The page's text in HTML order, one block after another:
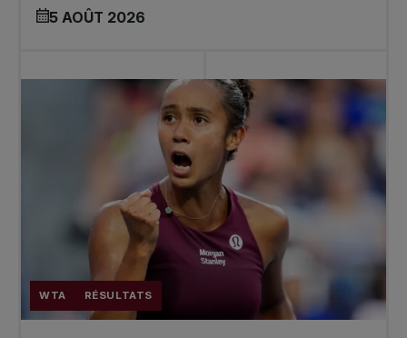
5 AOÛT 2026
WTA RÉSULTATS